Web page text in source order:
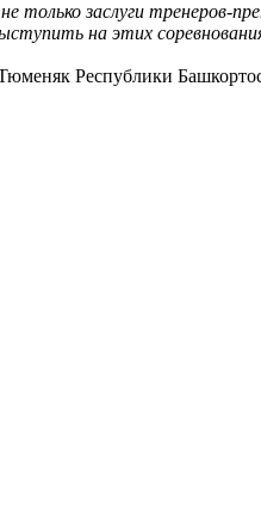
только заслуги тренеров-
на этих
Республики